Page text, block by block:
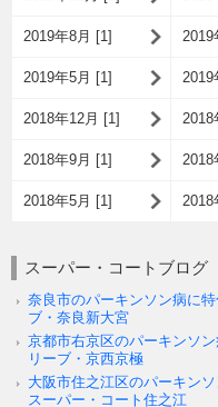
2019年8月 [1] 2019
2019年5月 [1] 2019
2018年12月 [1] 2018
2018年9月 [1] 2018
2018年5月 [1] 2018
スーパー・コートブログ
奈良市のパーキンソン病に
ブ・奈良新大宮
京都市右京区のパーキンソ
リーブ・京西京極
大阪市住之江区のパーキン
スーパー・コート住之江